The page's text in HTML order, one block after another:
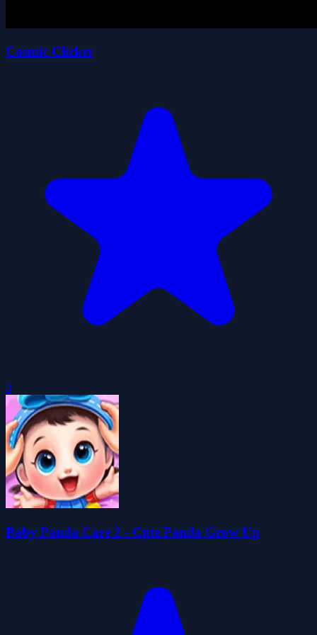
Cosmic Clicker
0
Baby Panda Care 2 - Cute Panda Grow Up